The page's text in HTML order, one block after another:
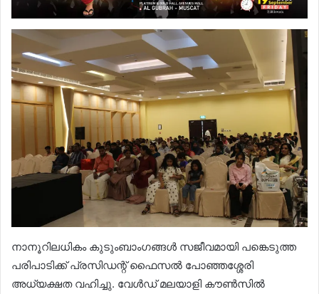
നാനൂറിലധികം കുടുംബാംഗങ്ങൾ സജീവമായി പങ്കെടുത്ത
പരിപാടിക്ക് പ്രസിഡന്റ് ഫൈസൽ പോഞ്ഞശ്ശേരി
അധ്യക്ഷത വഹിച്ചു. വേൾഡ് മലയാളി കൗൺസിൽ